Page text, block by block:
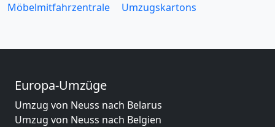
Möbelmitfahrzentrale
Umzugskartons
Europa-Umzüge
Umzug von Neuss nach Belarus
Umzug von Neuss nach Belgien